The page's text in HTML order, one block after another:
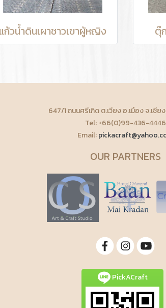
แก้วน้ำดินเผาชาวเขาผู้หญิง ตุ๊
647/1 ถนนศรีเกิด ต.เวียง อ.เมือง จ.เชี
Tel: +66(0)99-436-4446
Email:
OUR PARTNERS
PickACraft